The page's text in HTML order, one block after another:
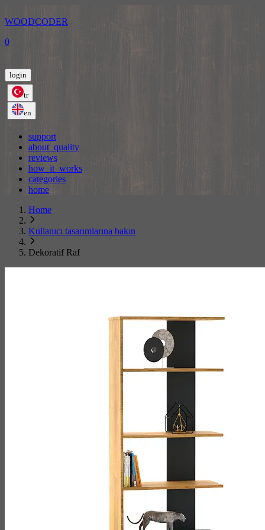
WOODCODER
0
login
tr
en
support
about_quality
reviews
how_it_works
categories
home
Home
Kullanıcı tasarımlarına bakın
Dekoratif Raf